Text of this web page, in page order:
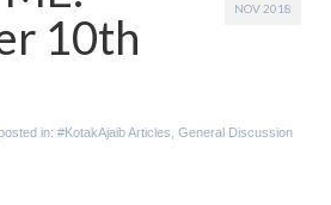
NOV 2018
10th
in: #KotakAjaib Articles General Discussion